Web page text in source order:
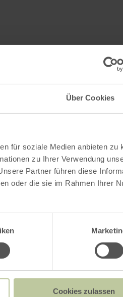
Über Cookies
für soziale Medien anbieten zu
zu Ihrer Verwendung
Partner führen diese
oder die sie im Rahmen Ihrer
Cookies zulassen
Gastes, Prüm